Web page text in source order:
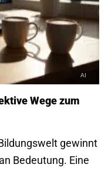
Wege zum
gewinnt
Bedeutung. Eine